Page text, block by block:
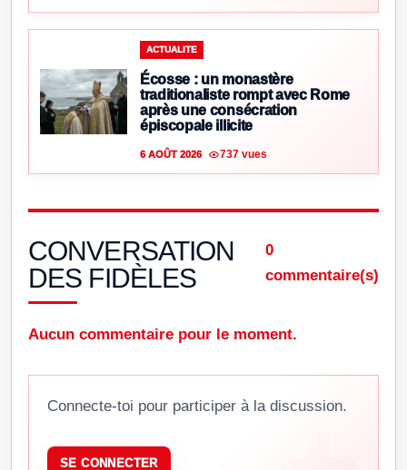
ACTUALITE
Écosse : un monastère
traditionaliste rompt avec Rome
après une consécration
épiscopale illicite
6 AOÛT 2026 737 vues
CONVERSATION
DES FIDÈLES
0
commentaire(s)
Aucun commentaire pour le moment.
Connecte-toi pour participer à la discussion.
SE CONNECTER